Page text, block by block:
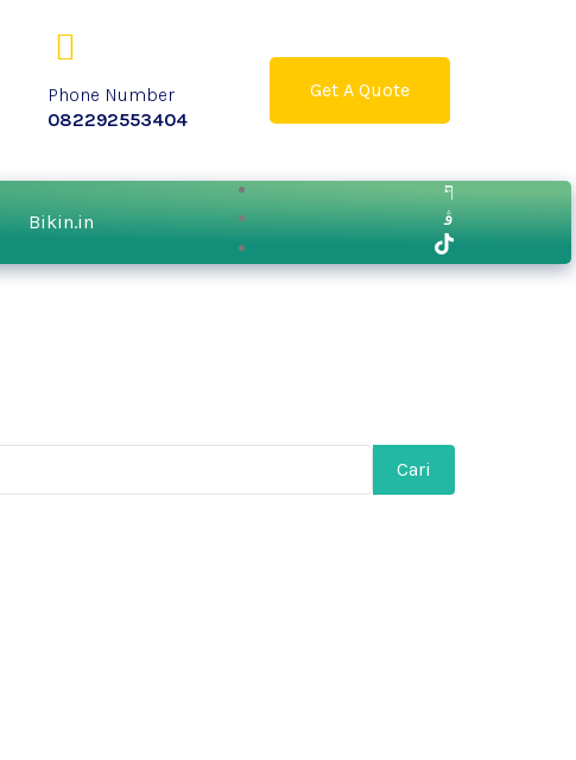
Phone Number
082292553404
Get A Quote
Bikin.in
Cari